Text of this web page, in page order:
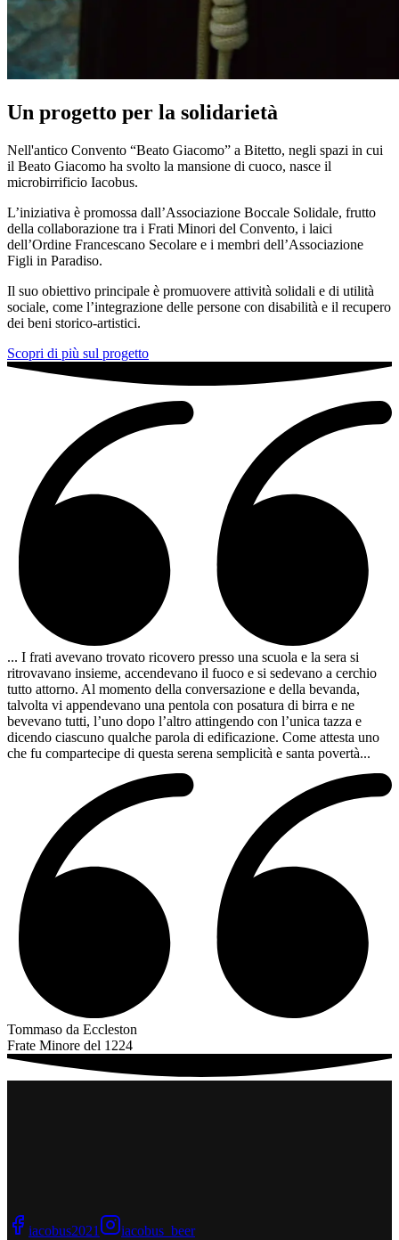
Un progetto per la solidarietà
Nell'antico Convento “Beato Giacomo” a Bitetto, negli spazi in cui
il Beato Giacomo ha svolto la mansione di cuoco, nasce il
microbirrificio Iacobus.
L’iniziativa è promossa dall’Associazione Boccale Solidale, frutto
della collaborazione tra i Frati Minori del Convento, i laici
dell’Ordine Francescano Secolare e i membri dell’Associazione
Figli in Paradiso.
Il suo obiettivo principale è promuovere attività solidali e di utilità
sociale, come l’integrazione delle persone con disabilità e il recupero
dei beni storico-artistici.
Scopri di più sul progetto
... I frati avevano trovato ricovero presso una scuola e la sera si
ritrovavano insieme, accendevano il fuoco e si sedevano a cerchio
tutto attorno. Al momento della conversazione e della bevanda,
talvolta vi appendevano una pentola con posatura di birra e ne
bevevano tutti, l’uno dopo l’altro attingendo con l’unica tazza e
dicendo ciascuno qualche parola di edificazione. Come attesta uno
che fu compartecipe di questa serena semplicità e santa povertà...
Tommaso da Eccleston
Frate Minore del 1224
iacobus2021 iacobus_beer